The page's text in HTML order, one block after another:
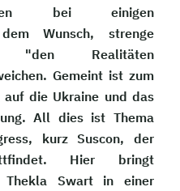
bei einigen
Wunsch, strenge
"den Realitäten
Gemeint ist zum
die Ukraine und das
All dies ist Thema
kurz Suscon, der
Hier bringt
Thekla Swart in einer